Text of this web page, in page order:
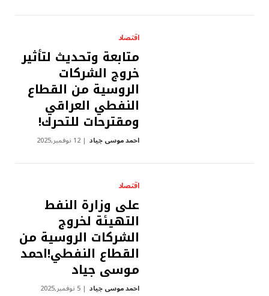
اقتصاد
متابعة وتحديث لتأثير
خروج الشركات
الروسية من القطاع
النفطي العراقي
ومقترحات للتحرك!
احمد موسى جياد 12 نوفمبر,2025
اقتصاد
على وزارة النفط
التهيئة لخروج
الشركات الروسية من
القطاع النفطي!احمد
موسى جياد
احمد موسى جياد 5 نوفمبر,2025